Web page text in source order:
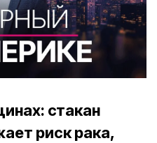
стакан
риск рака,